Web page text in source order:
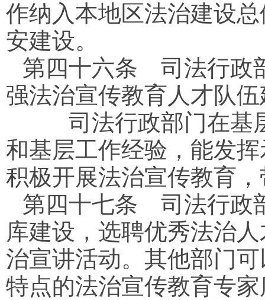
作纳入本地区法治建设
安建设。
第四十六条 司法行政
强法治宣传教育人才队
司法行政部门在基
和基层工作经验，能发
积极开展法治宣传教育
第四十七条 司法行政
库建设，选聘优秀法治
治宣讲活动。其他部门
特点的法治宣传教育专